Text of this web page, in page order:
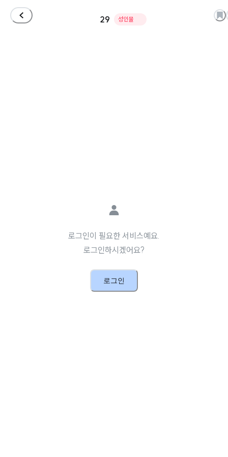
29 성인물
로그인이 필요한 서비스예요.
로그인하시겠어요?
로그인